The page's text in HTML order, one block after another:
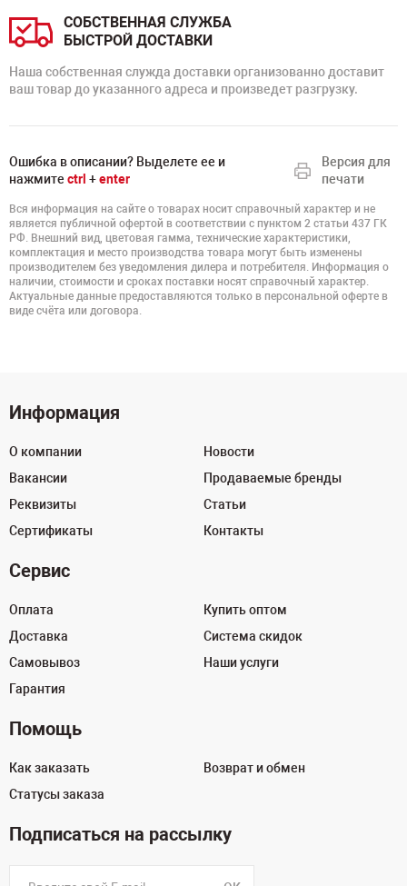
СОБСТВЕННАЯ СЛУЖБА
БЫСТРОЙ ДОСТАВКИ
Наша собственная служда доставки организованно доставит
ваш товар до указанного адреса и произведет разгрузку.
Ошибка в описании? Выделете ее и
нажмите ctrl +enter
Версия для
печати
Вся информация на сайте о товарах носит справочный характер и не
является публичной офертой в соответствии с пунктом 2 статьи 437 ГК
РФ. Внешний вид, цветовая гамма, технические характеристики,
комплектация и место производства товара могут быть изменены
производителем без уведомления дилера и потребителя. Информация о
наличии, стоимости и сроках поставки носят справочный характер.
Актуальные данные предоставляются только в персональной оферте в
виде счёта или договора.
Информация
О компании
Вакансии
Реквизиты
Сертификаты
Новости
Продаваемые бренды
Статьи
Контакты
Сервис
Оплата
Доставка
Самовывоз
Гарантия
Купить оптом
Система скидок
Наши услуги
Помощь
Как заказать
Статусы заказа
Возврат и обмен
Подписаться на рассылку